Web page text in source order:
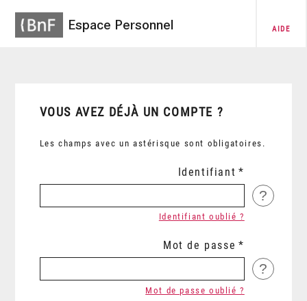
Espace Personnel AIDE
VOUS AVEZ DÉJÀ UN COMPTE ?
Les champs avec un astérisque sont obligatoires.
Identifiant
?
Identifiant oublié ?
Mot de passe
?
Mot de passe oublié ?